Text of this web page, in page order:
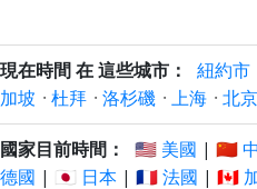
現在時間 在 這些城市： 紐約市
加坡 · 杜拜 · 洛杉磯 · 上海 · 北京
國家目前時間： 🇺🇸 美國 | 🇨🇳
德國 | 🇯🇵 日本 | 🇫🇷 法國 | 🇨🇦